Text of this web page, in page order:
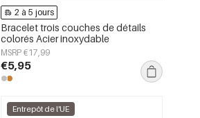
2 à 5 jours
Bracelet trois couches de détails
colorés Acier inoxydable
MSRP €17,99
€5,95
Entrepôt de l'UE